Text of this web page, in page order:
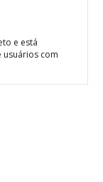
e está
usuários com